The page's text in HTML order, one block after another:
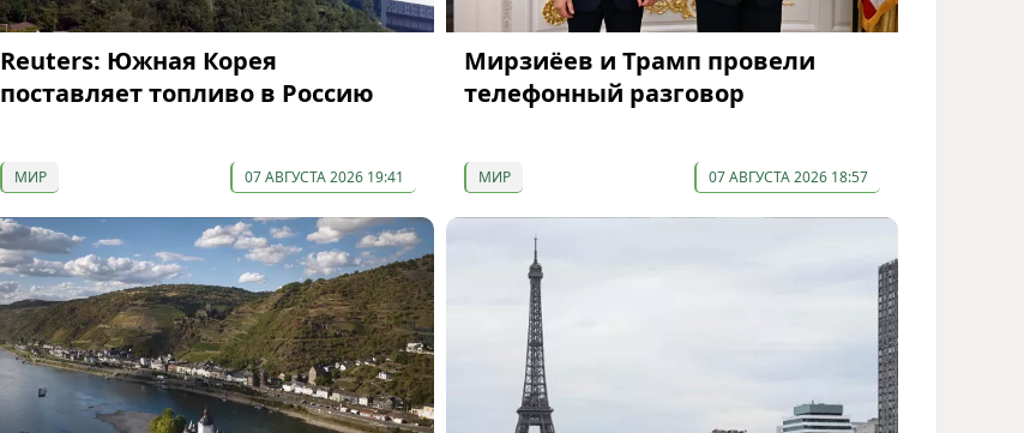
Reuters: Южная Корея
поставляет топливо в Россию
МИР 07 АВГУСТА 2026 19:41
Мирзиёев и Трамп провели
телефонный разговор
МИР 07 АВГУСТА 2026 18:57